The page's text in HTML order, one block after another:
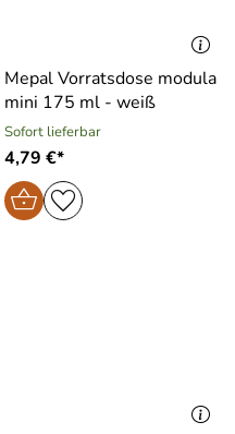
Mepal Vorratsdose modula
mini 175 ml - weiß
Sofort lieferbar
4,79 €*